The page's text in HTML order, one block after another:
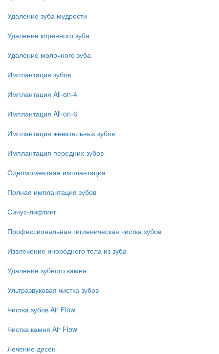
Удаление зуба мудрости
Удаление коренного зуба
Удаление молочного зуба
Имплантация зубов
Имплантация All-on-4
Имплантация All-on-6
Имплантация жевательных зубов
Имплантация передних зубов
Одномоментная имплантация
Полная имплантация зубов
Синус-лифтинг
Профессиональная гигиеническая чистка зубов
Извлечение инородного тела из зуба
Удаление зубного камня
Ультразвуковая чистка зубов
Чистка зубов Air Flow
Чистка камня Air Flow
Лечение десен